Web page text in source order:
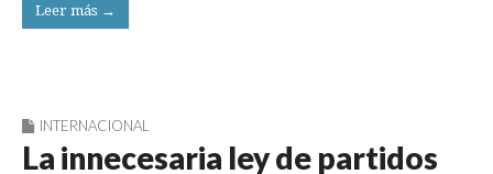
Leer más →
INTERNACIONAL
La innecesaria ley de partidos